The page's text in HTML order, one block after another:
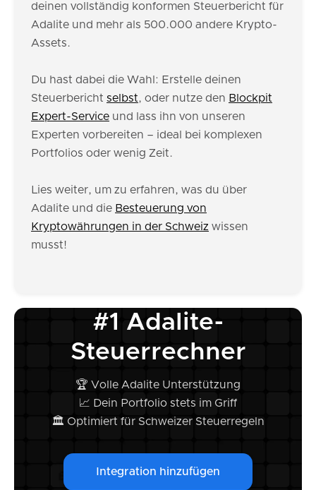
deinen vollständig konformen Steuerbericht für
Adalite und mehr als 500.000 andere Krypto-
Assets.
Du hast dabei die Wahl: Erstelle deinen
Steuerbericht selbst, oder nutze den Blockpit
Expert-Service und lass ihn von unseren
Experten vorbereiten – ideal bei komplexen
Portfolios oder wenig Zeit.
Lies weiter, um zu erfahren, was du über
Adalite und die Besteuerung von
Kryptowährungen in der Schweiz wissen
musst!
#1 Adalite-
Steuerrechner
🏆 Volle Adalite Unterstützung
📈 Dein Portfolio stets im Griff
🏛️ Optimiert für Schweizer Steuerregeln
Integration hinzufügen